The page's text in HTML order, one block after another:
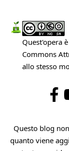
Quest'opera
Commons
allo stesso
Questo blog
quanto viene